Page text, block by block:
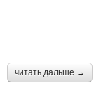
читать дальше →